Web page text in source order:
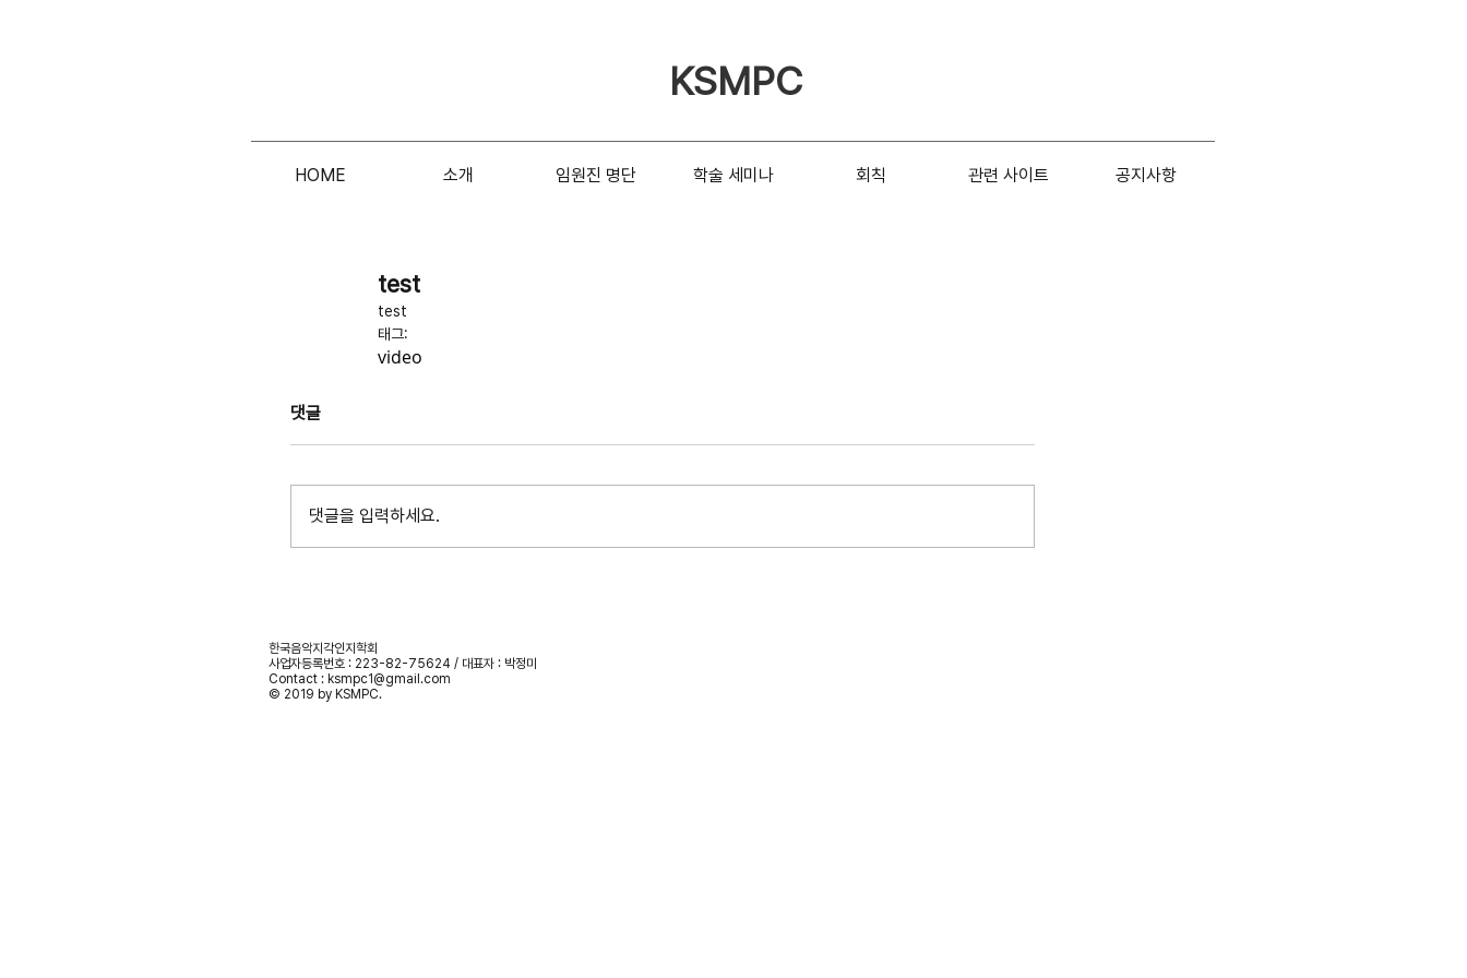
KSMPC
HOME 소개 임원진 명단 학술 세미나 회칙 관련 사이트 공지사항
test
test
태그:
video
댓글
댓글을 입력하세요.
한국음악지각인지학회
사업자등록번호 : 223-82-75624 / 대표자 : 박정미
Contact : ksmpc1@gmail.com
© 2019 by KSMPC.